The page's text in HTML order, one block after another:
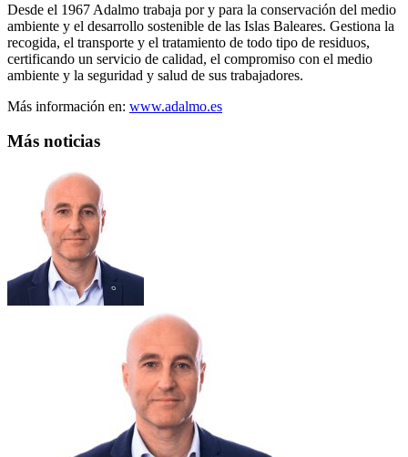
Desde el 1967 Adalmo trabaja por y para la conservación del medio
ambiente y el desarrollo sostenible de las Islas Baleares. Gestiona la
recogida, el transporte y el tratamiento de todo tipo de residuos,
certificando un servicio de calidad, el compromiso con el medio
ambiente y la seguridad y salud de sus trabajadores.
Más información en: www.adalmo.es
Más noticias